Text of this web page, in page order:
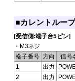
■カレントルー
[受信側:端子台5ピン]
・M3ネジ
端子番号 方向 信号
1
出力
2 出力